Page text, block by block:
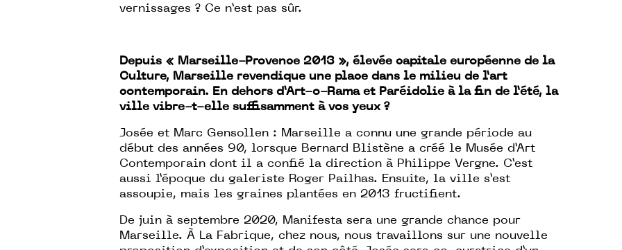
vernissages ? Ce n’est pas sûr.
Depuis « Marseille-Provence 2013 », élevée capitale européenne de la
Culture, Marseille revendique une place dans le milieu de l’art
contemporain. En dehors d’Art-o-Rama et Paréidolie à la fin de l’été, la
ville vibre-t-elle suffisamment à vos yeux ?
Josée et Marc Gensollen : Marseille a connu une grande période au
début des années 90, lorsque Bernard Blistène a créé le Musée d’Art
Contemporain dont il a confié la direction à Philippe Vergne. C’est
aussi l’époque du galeriste Roger Pailhas. Ensuite, la ville s’est
assoupie, mais les graines plantées en 2013 fructifient.
De juin à septembre 2020, Manifesta sera une grande chance pour
Marseille. À La Fabrique, chez nous, nous travaillons sur une nouvelle